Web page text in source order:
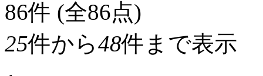
86件 (全86点)
25件から48件まで表示